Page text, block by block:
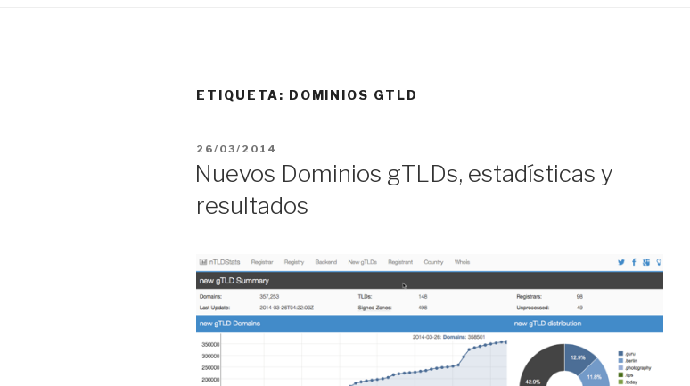
ETIQUETA: DOMINIOS GTLD
PUBLICADO
26/03/2014
Nuevos Dominios gTLDs, estadísticas y
resultados